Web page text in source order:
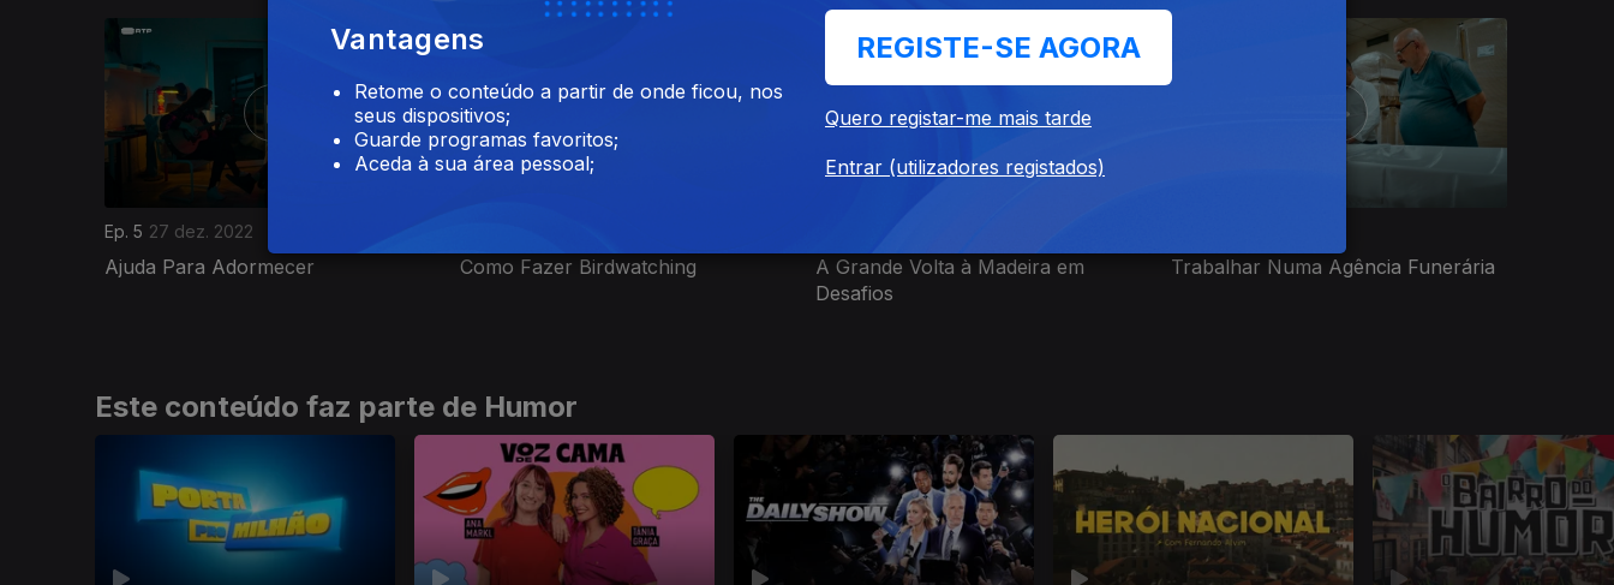
Ep. 5 27 dez. 2022
Ajuda Para Adormecer Como Fazer Birdwatching
A Grande Volta à Madeira em
Desafios
Trabalhar Numa Agência Funerária
662626
Este conteúdo faz parte de Humor
Vantagens
Retome o conteúdo a partir de onde ficou, nos
seus dispositivos;
Guarde programas favoritos;
Aceda à sua área pessoal;
REGISTE-SE AGORA
Quero registar-me mais tarde
Entrar (utilizadores registados)